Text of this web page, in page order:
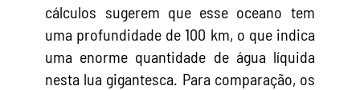
cálculos sugerem que esse oceano tem
uma profundidade de 100 km, o que indica
uma enorme quantidade de água líquida
nesta lua gigantesca. Para comparação, os